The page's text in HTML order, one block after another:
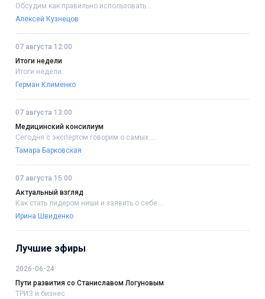
Обсудим как правильно использовать....
Алексей Кузнецов
07 августа 12:00
Итоги недели
Итоги недели..
Герман Клименко
07 августа 13:00
Медицинский консилиум
Сегодня с экспертом говорим о самых....
Тамара Барковская
07 августа 15:00
Актуальный взгляд
Как стать лидером ниши и заявить о себе....
Ирина Швиденко
Лучшие эфиры
2026-06-24
Пути развития со Станиславом Логуновым
ТРИЗ и бизнес